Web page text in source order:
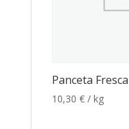
Panceta Fresca
10,30 € / kg